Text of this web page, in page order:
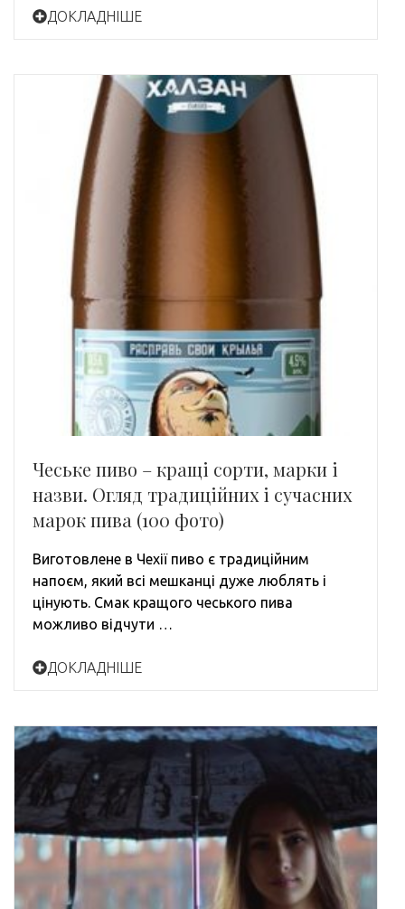
ДОКЛАДНІШЕ
Чеське пиво – кращі сорти, марки і
назви. Огляд традиційних і сучасних
марок пива (100 фото)
Виготовлене в Чехії пиво є традиційним
напоєм, який всі мешканці дуже люблять і
цінують. Смак кращого чеського пива
можливо відчути …
ДОКЛАДНІШЕ